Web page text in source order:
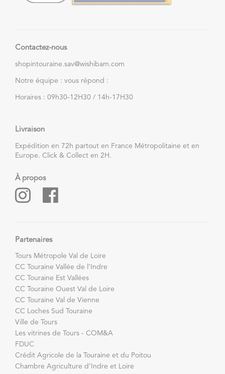
Contactez-nous
shopintouraine.sav@wishibam.com
Notre équipe : vous répond :
Horaires : 09h30-12H30 / 14h-17H30
Livraison
Expédition en 72h partout en France Métropolitaine et en
Europe. Click & Collect en 2H.
À propos
Partenaires
Tours Métropole Val de Loire
CC Touraine Vallée de l’Indre
CC Touraine Est Vallées
CC Touraine Ouest Val de Loire
CC Touraine Val de Vienne
CC Loches Sud Touraine
Ville de Tours
Les vitrines de Tours - COM&A
FDUC
Crédit Agricole de la Touraine et du Poitou
Chambre Agriculture d’Indre et Loire